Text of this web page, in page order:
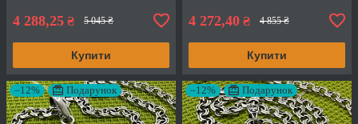
4 288,25 ₴ 5 045 ₴
Купити
4 272,40 ₴ 4 855 ₴
Купити
–12% Подарунок –12% Подарунок